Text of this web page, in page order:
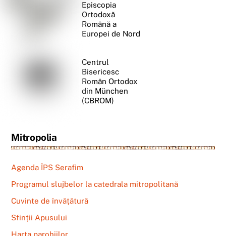
Episcopia
Ortodoxă
Română a
Europei de Nord
Centrul
Bisericesc
Român Ortodox
din München
(CBROM)
Mitropolia
Agenda ÎPS Serafim
Programul slujbelor la catedrala mitropolitană
Cuvinte de învățătură
Sfinții Apusului